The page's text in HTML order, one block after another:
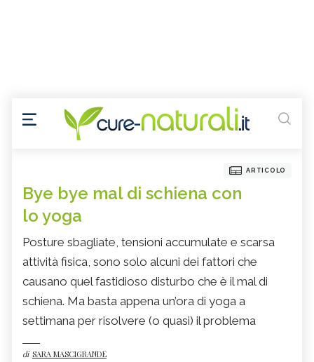
ARTICOLO
Bye bye mal di schiena con
lo yoga
Posture sbagliate, tensioni accumulate e scarsa
attività fisica, sono solo alcuni dei fattori che
causano quel fastidioso disturbo che è il mal di
schiena. Ma basta appena un’ora di yoga a
settimana per risolvere (o quasi) il problema
di SARA MASCIGRANDE